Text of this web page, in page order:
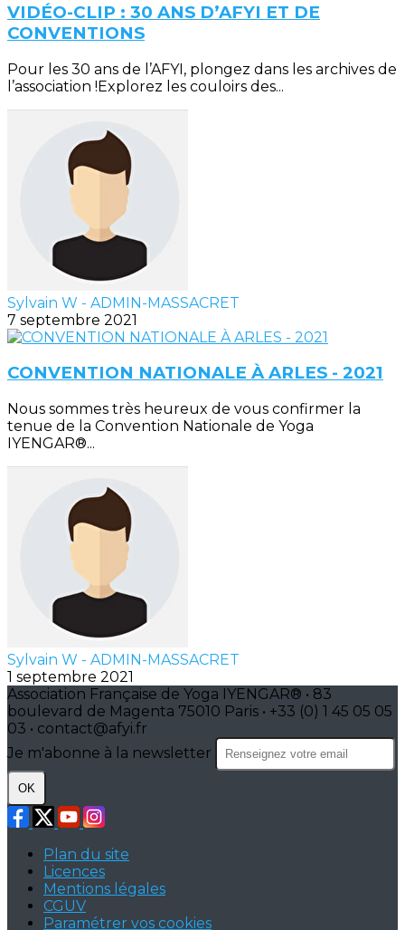
VIDÉO-CLIP : 30 ANS D’AFYI ET DE
CONVENTIONS
Pour les 30 ans de l’AFYI, plongez dans les archives de
l’association !Explorez les couloirs des...
Sylvain W - ADMIN-MASSACRET
7 septembre 2021
CONVENTION NATIONALE À ARLES - 2021
Nous sommes très heureux de vous confirmer la
tenue de la Convention Nationale de Yoga
IYENGAR®...
Sylvain W - ADMIN-MASSACRET
1 septembre 2021
Association Française de Yoga IYENGAR® • 83
boulevard de Magenta 75010 Paris • +33 (0) 1 45 05 05
03 • contact@afyi.fr
Je m'abonne à la newsletter
OK
Plan du site
Licences
Mentions légales
CGUV
Paramétrer vos cookies